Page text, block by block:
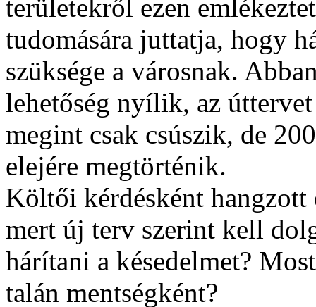
területekről ezen
tudomására juttatja, hogy
szüksége a városnak.
lehetőség nyílik, az
megint csak csúszik, de
elejére megtörténik.
Költői kérdésként
mert új terv szerint kell
hárítani a késedelmet?
talán mentségként?